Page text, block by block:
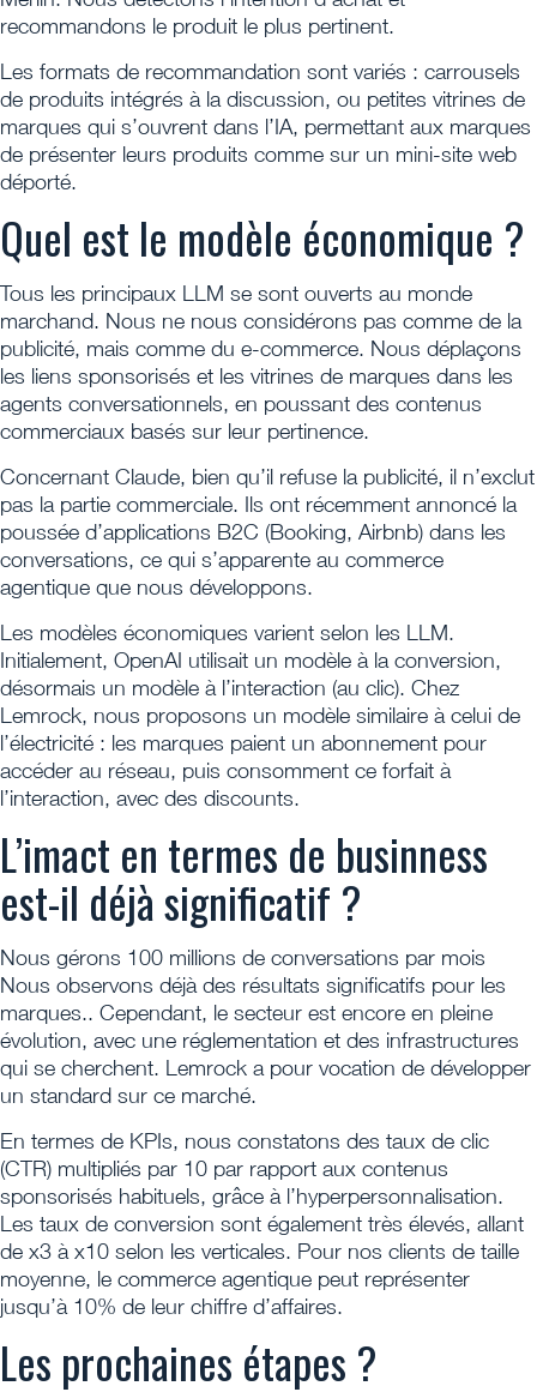
recommandons le produit le plus pertinent.
Les formats de recommandation sont variés : carrousels
de produits intégrés à la discussion, ou petites vitrines de
marques qui s’ouvrent dans l’IA, permettant aux marques
de présenter leurs produits comme sur un mini-site web
déporté.
Quel est le modèle économique ?
Tous les principaux LLM se sont ouverts au monde
marchand. Nous ne nous considérons pas comme de la
publicité, mais comme du e-commerce. Nous déplaçons
les liens sponsorisés et les vitrines de marques dans les
agents conversationnels, en poussant des contenus
commerciaux basés sur leur pertinence.
Concernant Claude, bien qu’il refuse la publicité, il n’exclut
pas la partie commerciale. Ils ont récemment annoncé la
poussée d’applications B2C (Booking, Airbnb) dans les
conversations, ce qui s’apparente au commerce
agentique que nous développons.
Les modèles économiques varient selon les LLM.
Initialement, OpenAI utilisait un modèle à la conversion,
désormais un modèle à l’interaction (au clic). Chez
Lemrock, nous proposons un modèle similaire à celui de
l’électricité : les marques paient un abonnement pour
accéder au réseau, puis consomment ce forfait à
l’interaction, avec des discounts.
L’imact en termes de businness
est-il déjà significatif ?
Nous gérons 100 millions de conversations par mois
Nous observons déjà des résultats significatifs pour les
marques.. Cependant, le secteur est encore en pleine
évolution, avec une réglementation et des infrastructures
qui se cherchent. Lemrock a pour vocation de développer
un standard sur ce marché.
En termes de KPIs, nous constatons des taux de clic
(CTR) multipliés par 10 par rapport aux contenus
sponsorisés habituels, grâce à l’hyperpersonnalisation.
Les taux de conversion sont également très élevés, allant
de x3 à x10 selon les verticales. Pour nos clients de taille
moyenne, le commerce agentique peut représenter
jusqu’à 10% de leur chiffre d’affaires.
Les prochaines étapes ?